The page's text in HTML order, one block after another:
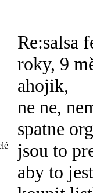
Re:salsa
roky, 9
ahojik,
ne ne,
spatne
jsou to
aby to